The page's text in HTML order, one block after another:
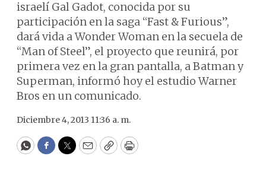
israelí Gal Gadot, conocida por su
participación en la saga “Fast & Furious”,
dará vida a Wonder Woman en la secuela de
“Man of Steel”, el proyecto que reunirá, por
primera vez en la gran pantalla, a Batman y
Superman, informó hoy el estudio Warner
Bros en un comunicado.
Diciembre 4, 2013 11:36 a. m.
WhatsApp
Facebook
Twitter
EmailCopyPrint